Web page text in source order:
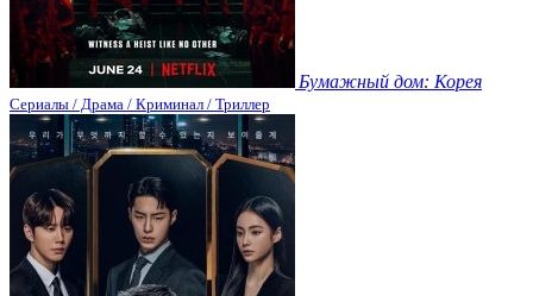
Бумажный дом: Корея
Сериалы / Драма / Криминал / Триллер